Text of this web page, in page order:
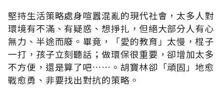
堅持生活策略處身喧囂混亂的現代社會，太多人對
環境有不滿、有疑惑、想掙扎，但絕大部分人有心
無力、半途而廢。畢竟，「愛的教育」太慢，棍子
一打，孩子立刻聽話；做環保很重要，卻增加太多
不方便，還是算了吧……。胡寶林卻「頑固」地愈
戰愈勇、非要找出對抗的策略。